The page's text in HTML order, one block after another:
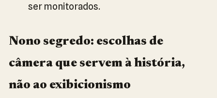
ser monitorados.
Nono segredo: escolhas de
câmera que servem à história,
não ao exibicionismo